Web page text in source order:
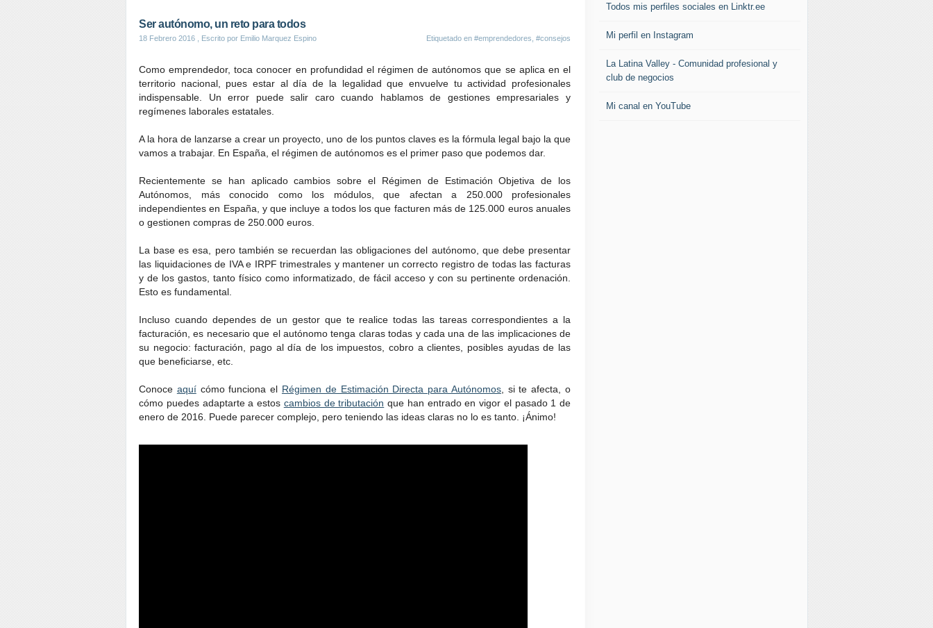
Ser autónomo, un reto para todos
18 Febrero 2016 , Escrito por Emilio Marquez Espino Etiquetado en #emprendedores #consejos
Como emprendedor, toca conocer en profundidad el régimen de autónomos que se aplica en el
territorio nacional, pues estar al día de la legalidad que envuelve tu actividad profesionales
indispensable. Un error puede salir caro cuando hablamos de gestiones empresariales y
regímenes laborales estatales.
A la hora de lanzarse a crear un proyecto, uno de los puntos claves es la fórmula legal bajo la que
vamos a trabajar. En España, el régimen de autónomos es el primer paso que podemos dar.
Recientemente se han aplicado cambios sobre el Régimen de Estimación Objetiva de los
Autónomos, más conocido como los módulos, que afectan a 250.000 profesionales
independientes en España, y que incluye a todos los que facturen más de 125.000 euros anuales
o gestionen compras de 250.000 euros.
La base es esa, pero también se recuerdan las obligaciones del autónomo, que debe presentar
las liquidaciones de IVA e IRPF trimestrales y mantener un correcto registro de todas las facturas
y de los gastos, tanto físico como informatizado, de fácil acceso y con su pertinente ordenación.
Esto es fundamental.
Incluso cuando dependes de un gestor que te realice todas las tareas correspondientes a la
facturación, es necesario que el autónomo tenga claras todas y cada una de las implicaciones de
su negocio: facturación, pago al día de los impuestos, cobro a clientes, posibles ayudas de las
que beneficiarse, etc.
Conoce aquícómo funciona el Régimen de Estimación Directa para Autónomos, si te afecta, o
cómo puedes adaptarte a estos cambios de tributación que han entrado en vigor el pasado 1 de
enero de 2016. Puede parecer complejo, pero teniendo las ideas claras no lo es tanto. ¡Ánimo!
Todos mis perfiles sociales en Linktr.ee
Mi perfil en Instagram
La Latina Valley - Comunidad profesional y
club de negocios
Mi canal en YouTube